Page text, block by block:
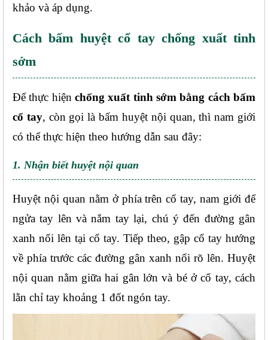
khảo và áp dụng.
Cách bấm huyệt cổ tay chống xuất tinh
sớm
Để thực hiện chống xuất tinh sớm bằng cách bấm
cổ tay, còn gọi là bấm huyệt nội quan, thì nam giới
có thể thực hiện theo hướng dẫn sau đây:
1. Nhận biết huyệt nội quan
Huyệt nội quan nằm ở phía trên cổ tay, nam giới để
ngửa tay lên và nắm tay lại, chú ý đến đường gân
xanh nổi lên tại cổ tay. Tiếp theo, gập cổ tay hướng
về phía trước các đường gân xanh nổi rõ lên. Huyệt
nội quan nằm giữa hai gân lớn và bé ở cổ tay, cách
lằn chỉ tay khoảng 1 đốt ngón tay.